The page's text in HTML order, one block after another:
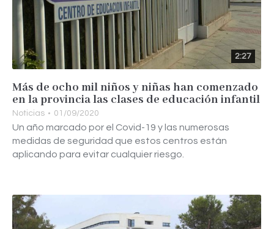
2:27
Más de ocho mil niños y niñas han comenzado
en la provincia las clases de educación infantil
Noticias 01/09/2020
Un año marcado por el Covid-19 y las numerosas
medidas de seguridad que estos centros están
aplicando para evitar cualquier riesgo.